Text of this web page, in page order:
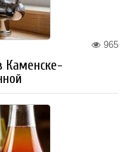
965
Каменске-